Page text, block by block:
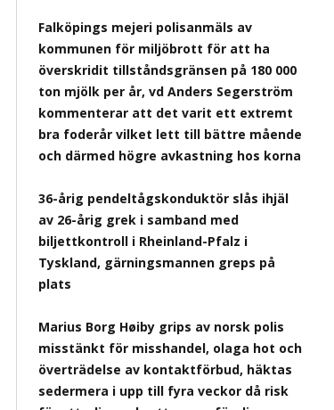
Falköpings mejeri polisanmäls av
kommunen för miljöbrott för att ha
överskridit tillståndsgränsen på 180 000
ton mjölk per år, vd Anders Segerström
kommenterar att det varit ett extremt
bra foderår vilket lett till bättre mående
och därmed högre avkastning hos korna
36-årig pendeltågskonduktör slås ihjäl
av 26-årig grek i samband med
biljettkontroll i Rheinland-Pfalz i
Tyskland, gärningsmannen greps på
plats
Marius Borg Høiby grips av norsk polis
misstänkt för misshandel, olaga hot och
överträdelse av kontaktförbud, häktas
sedermera i upp till fyra veckor då risk